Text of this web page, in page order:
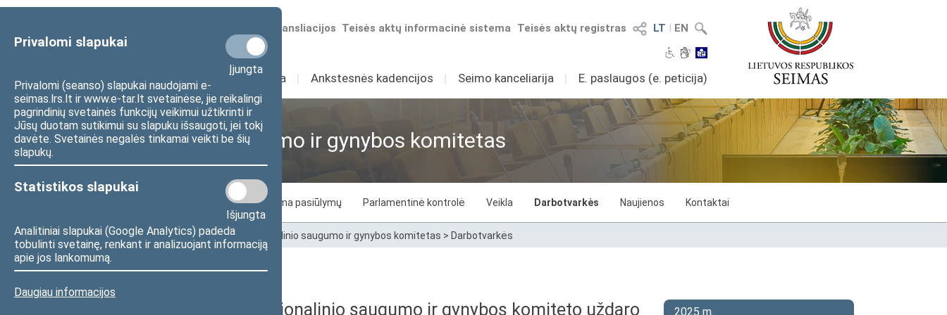
Privalomi slapukai
Įjungta
Privalomi (seanso) slapukai naudojami e-
seimas.lrs.lt ir www.e-tar.lt svetainėse, jie reikalingi
pagrindinių svetainės funkcijų veikimui užtikrinti ir
Jūsų duotam sutikimui su slapuku išsaugoti, jei tokį
davėte. Svetainės negalės tinkamai veikti be šių
slapukų.
Statistikos slapukai
Išjungta
Analitiniai slapukai (Google Analytics) padeda
tobulinti svetainę, renkant ir analizuojant informaciją
apie jos lankomumą.
Daugiau informacijos
LT I EN
Teisės aktų registras
Teisės aktų informacinė sistema
Numatomos transliacijos
Sudėtis Veikla I Ankstesnės kadencijos I Seimo kanceliarija I E. paslaugos (e. peticija)
Nacionalinio saugumo ir gynybos komitetas
Posėdžiai Laukiama pasiūlymų Parlamentinė kontrolė Veikla Darbotvarkės Naujienos Kontaktai
Pradžia>Komitetai ir komisijos> Nacionalinio saugumo ir gynybos komitetas > Darbotvarkės
2025 m. sausio 8 d. Nacionalinio saugumo ir gynybos komiteto uždaro
2025 m.